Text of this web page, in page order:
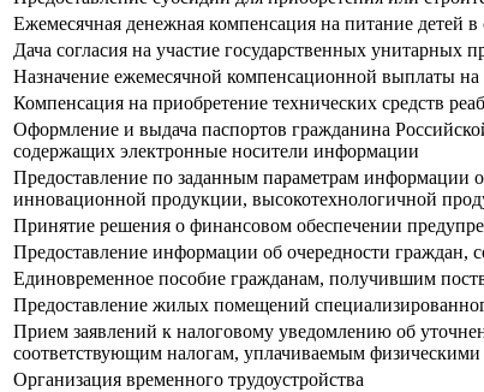
Ежемесячная денежная компенсация на питание детей в
Дача согласия на участие государственных унитарных
Назначение ежемесячной компенсационной выплаты
Компенсация на приобретение технических средств
Оформление и выдача паспортов гражданина
содержащих электронные носители информации
Предоставление по заданным параметрам информации
инновационной продукции, высокотехнологичной
Принятие решения о финансовом обеспечении
Предоставление информации об очередности граждан,
Единовременное пособие гражданам, получившим
Предоставление жилых помещений
Прием заявлений к налоговому уведомлению об
соответствующим налогам, уплачиваемым
Организация временного трудоустройства